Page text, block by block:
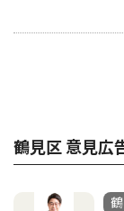
鶴見区 意見広